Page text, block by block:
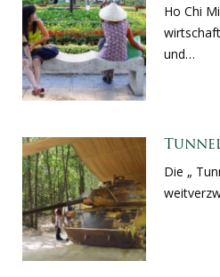
Ho Chi
und…
Die „